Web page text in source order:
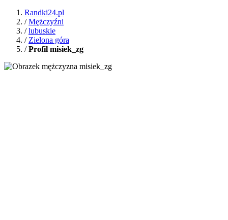
Randki24.pl
/Mężczyźni
/lubuskie
/ Zielona góra
/Profil misiek_zg